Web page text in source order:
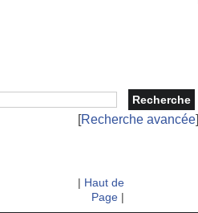
[Recherche avancée]
| Haut de
Page|